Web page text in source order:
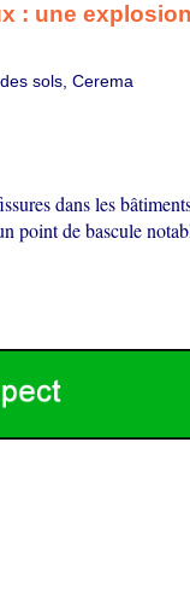
: une
sols, Cerema
dans les
point de bascule